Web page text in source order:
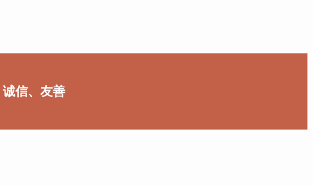
信、友善